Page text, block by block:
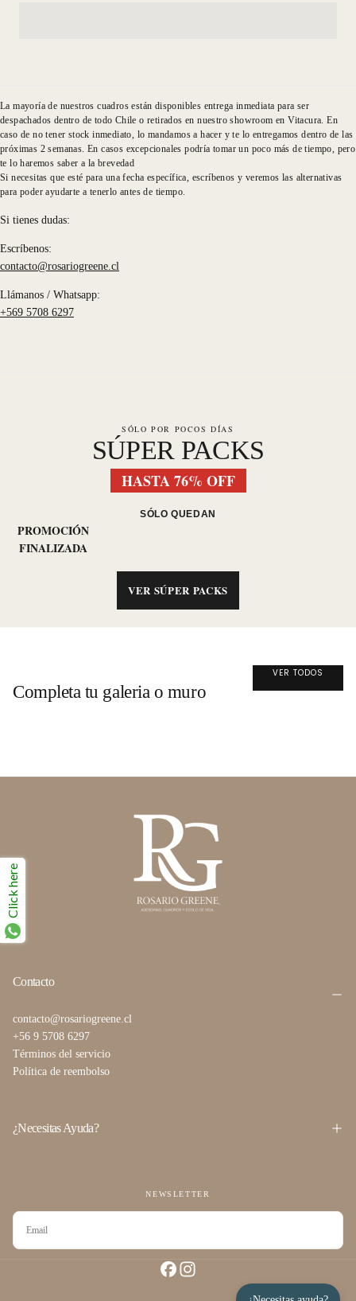
La mayoría de nuestros cuadros están disponibles entrega inmediata para ser
despachados dentro de todo Chile o retirados en nuestro showroom en Vitacura. En
caso de no tener stock inmediato, lo mandamos a hacer y te lo entregamos dentro de las
próximas 2 semanas. En casos excepcionales podría tomar un poco más de tiempo, pero
te lo haremos saber a la brevedad
Si necesitas que esté para una fecha específica, escríbenos y veremos las alternativas
para poder ayudarte a tenerlo antes de tiempo.
Si tienes dudas:
Escríbenos:
contacto@rosariogreene.cl
Llámanos / Whatsapp:
+569 5708 6297
SÓLO POR POCOS DÍAS
SÚPER PACKS
HASTA 76% OFF
SÓLO QUEDAN
PROMOCIÓN
FINALIZADA
VER SÚPER PACKS
Completa tu galeria o muro
VER TODOS
Contacto
contacto@rosariogreene.cl
+56 9 5708 6297
Términos del servicio
Política de reembolso
¿Necesitas Ayuda?
NEWSLETTER
CORREO
ELECTRÓNICO
SUSCRIBIRSE
Click here